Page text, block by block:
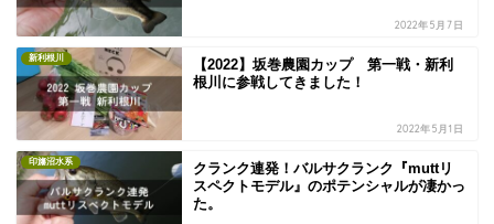
2022年5月7日
新利根川
【2022】坂巻農園カップ 第一戦・新利
根川に参戦してきました！
2022年5月1日
印旛沼水系
クランク連発！バルサクランク『muttリ
スペクトモデル』のポテンシャルが凄かっ
た。